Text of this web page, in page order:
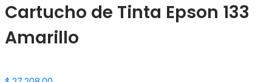
Cartucho de Tinta Epson 133
Amarillo